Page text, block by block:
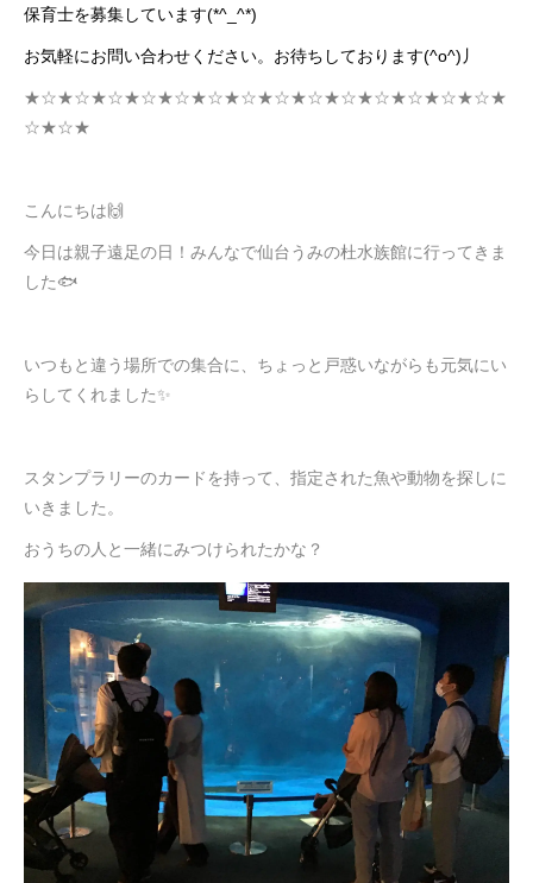
保育士を募集しています(*^_^*)
お気軽にお問い合わせください。お待ちしております(^o^)丿
★☆★☆★☆★☆★☆★☆★☆★☆★☆★☆★☆★☆★☆★☆★
☆★☆★
こんにちは🙌
今日は親子遠足の日！みんなで仙台うみの杜水族館に行ってきま
した🐟
いつもと違う場所での集合に、ちょっと戸惑いながらも元気にい
らしてくれました✨
スタンプラリーのカードを持って、指定された魚や動物を探しに
いきました。
おうちの人と一緒にみつけられたかな？